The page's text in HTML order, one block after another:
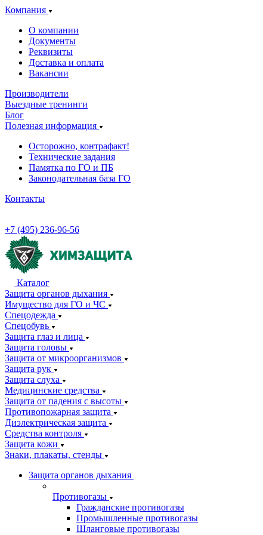
Компания
О компании
Документы
Реквизиты
Доставка и оплата
Вакансии
Производители
Выездные тренинги
Блог
Полезная информация
Осторожно, контрафакт!
Технические задания
Памятка по ГО и ПБ
Законодательная база ГО
Контакты
+7 (495) 236-96-56
Каталог
Защита органов дыхания
Имущество для ГО и ЧС
Спецодежда
Спецобувь
Защита глаз и лица
Защита головы
Защита от микроорганизмов
Защита рук
Защита слуха
Медицинские средства
Защита от падения с высоты
Противопожарная защита
Диэлектрическая защита
Средства контроля
Защита кожи
Знаки, плакаты, стенды
Защита органов дыхания
Противогазы
Гражданские противогазы
Промышленные противогазы
Шланговые противогазы